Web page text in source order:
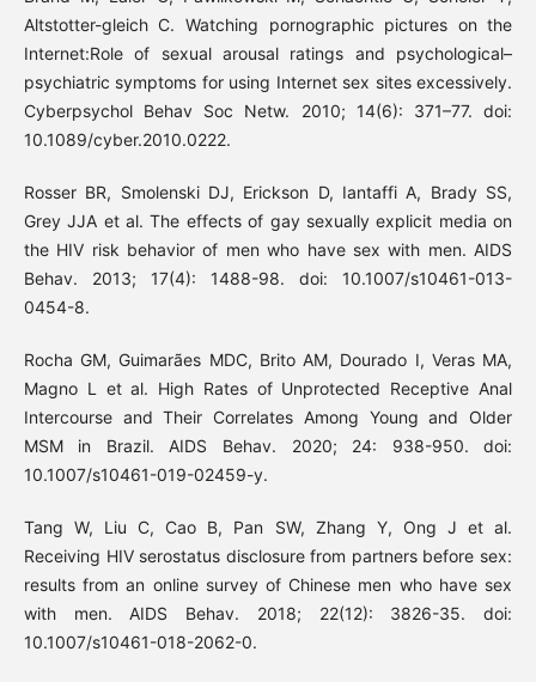
Altstotter-gleich C. Watching pornographic pictures on the
Internet:Role of sexual arousal ratings and psychological–
psychiatric symptoms for using Internet sex sites excessively.
Cyberpsychol Behav Soc Netw. 2010; 14(6): 371–77. doi:
10.1089/cyber.2010.0222.
Rosser BR, Smolenski DJ, Erickson D, Iantaffi A, Brady SS,
Grey JJA et al. The effects of gay sexually explicit media on
the HIV risk behavior of men who have sex with men. AIDS
Behav. 2013; 17(4): 1488-98. doi: 10.1007/s10461-013-
0454-8.
Rocha GM, Guimarães MDC, Brito AM, Dourado I, Veras MA,
Magno L et al. High Rates of Unprotected Receptive Anal
Intercourse and Their Correlates Among Young and Older
MSM in Brazil. AIDS Behav. 2020; 24: 938-950. doi:
10.1007/s10461-019-02459-y.
Tang W, Liu C, Cao B, Pan SW, Zhang Y, Ong J et al.
Receiving HIV serostatus disclosure from partners before sex:
results from an online survey of Chinese men who have sex
with men. AIDS Behav. 2018; 22(12): 3826-35. doi:
10.1007/s10461-018-2062-0.